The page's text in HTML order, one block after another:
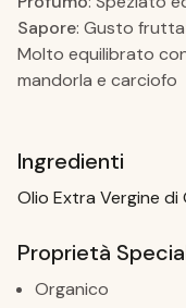
Sapore: Gusto
Molto equilibrato
mandorla e carciofo
Ingredienti
Olio Extra Vergine di
Proprietà
Organico